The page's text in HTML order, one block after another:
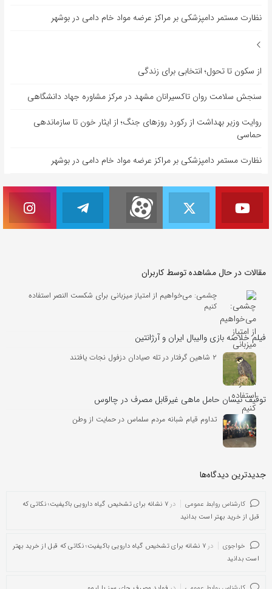
نظارت مستمر دامپزشکی بر مراکز عرضه مواد خام دامی در بوشهر
از سکون تا تحول؛ انتخابی برای زندگی
سنجش سلامت روان تاکسیرانان مشهد در مرکز مشاوره جهاد دانشگاهی
روایت وزیر بهداشت از رکورد روزهای جنگ؛ از ایثار خون تا سازماندهی
حماسی
نظارت مستمر دامپزشکی بر مراکز عرضه مواد خام دامی در بوشهر
مقالات در حال مشاهده توسط کاربران
چشمی: می‌خواهیم از امتیاز میزبانی برای شکست النصر استفاده
کنیم
فیلم خلاصه بازی والیبال ایران و آرژانتین
۲ شاهین گرفتار در تله صیادان دزفول نجات یافتند
توقیف نیسان حامل ماهی غیرقابل مصرف در چالوس
تداوم قیام شبانه مردم سلماس در حمایت از وطن
جدیدترین دیدگاه‌‌ها
کارشناس روابط عمومی در
۷ نشانه برای تشخیص گیاه دارویی باکیفیت؛ نکاتی که
قبل از خرید بهتر است بدانید
خواجوی در
۷ نشانه برای تشخیص گیاه دارویی باکیفیت؛ نکاتی که قبل از خرید بهتر
است بدانید